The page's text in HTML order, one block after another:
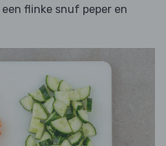
flinke snuf peper en